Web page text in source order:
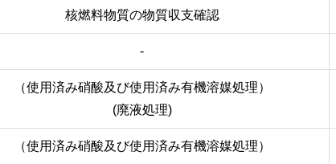
核燃料物質の物質収支確認
-
（使用済み硝酸及び使用済み有機溶媒処理）
(廃液処理)
（使用済み硝酸及び使用済み有機溶媒処理）